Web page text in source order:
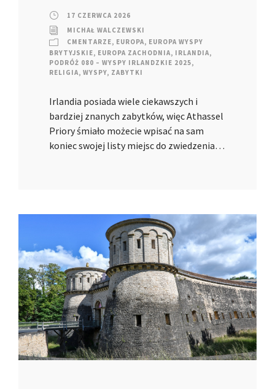
17 CZERWCA 2026
MICHAŁ WALCZEWSKI
CMENTARZE, EUROPA, EUROPA WYSPY
BRYTYJSKIE, EUROPA ZACHODNIA, IRLANDIA,
PODRÓŻ 080 – WYSPY IRLANDZKIE 2025,
RELIGIA, WYSPY, ZABYTKI
Irlandia posiada wiele ciekawszych i
bardziej znanych zabytków, więc Athassel
Priory śmiało możecie wpisać na sam
koniec swojej listy miejsc do zwiedzenia…